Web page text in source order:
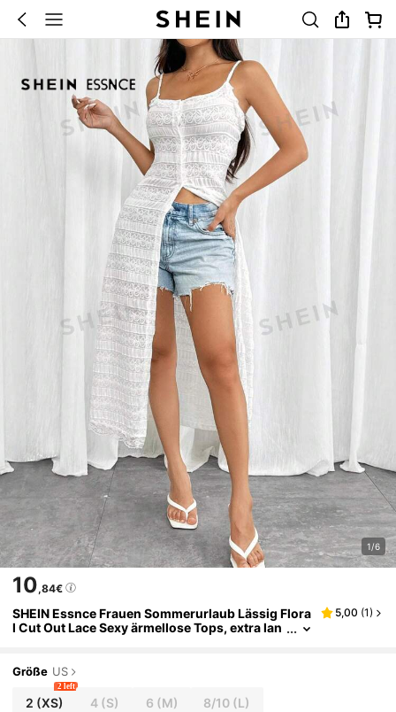
1/6
10,84€
SHEIN Essnce Frauen Sommerurlaub Lässig Flora
l Cut Out Lace Sexy ärmellose Tops, extra lan
5,00 (1)
Größe US
2 (XS)
2 left
4(S) 6 (M) 8/10 (L)